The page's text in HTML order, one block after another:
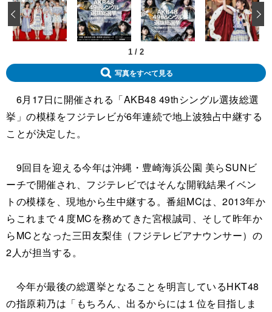
1 / 2
‹
写真をすべて見る
6月17日に開催される「AKB48 49thシングル選抜総選
挙」の模様をフジテレビが6年連続で地上波独占中継する
ことが決定した。
9回目を迎える今年は沖縄・豊崎海浜公園 美らSUNビ
ーチで開催され、フジテレビではそんな開戦結果イベン
トの模様を、現地から生中継する。番組MCは、2013年か
らこれまで４度MCを務めてきた宮根誠司、そして昨年か
らMCとなった三田友梨佳（フジテレビアナウンサー）の
2人が担当する。
今年が最後の総選挙となることを明言しているHKT48
の指原莉乃は「もちろん、出るからには１位を目指しま